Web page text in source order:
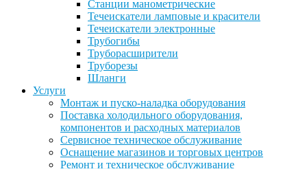
Станции манометрические
Течеискатели ламповые и красители
Течеискатели электронные
Трубогибы
Труборасширители
Труборезы
Шланги
Услуги
Монтаж и пуско-наладка оборудования
Поставка холодильного оборудования,
компонентов и расходных материалов
Сервисное техническое обслуживание
Оснащение магазинов и торговых центров
Ремонт и техническое обслуживание